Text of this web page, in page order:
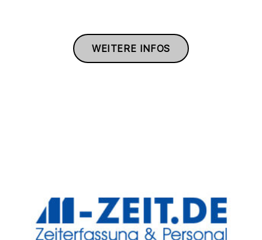
WEITERE INFOS